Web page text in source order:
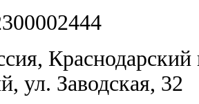
ул. Заводская, 32